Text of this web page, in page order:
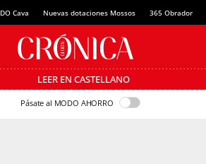
DO Cava Nuevas dotaciones Mossos 365 Obrador
LEER EN CASTELLANO
Pásate al MODO AHORRO